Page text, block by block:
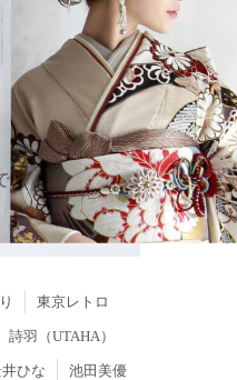
東京レトロ
詩羽（UTAHA）
井ひな 池田美優